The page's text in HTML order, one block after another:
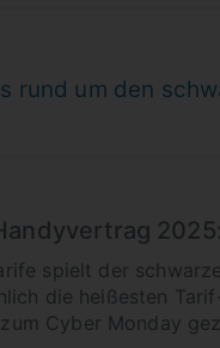
rund um den
spielt der
die heißesten
Cyber Monday